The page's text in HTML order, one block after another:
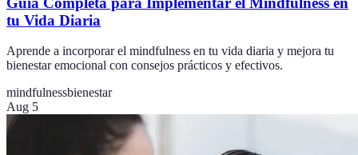
tu Vida Diaria
Aprende a incorporar el mindfulness en tu vida diaria y mejora tu
bienestar emocional con consejos prácticos y efectivos.
mindfulnessbienestar
Aug 5